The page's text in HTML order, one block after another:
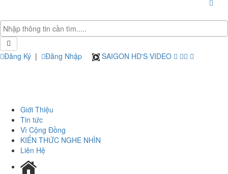
Đăng Ký | Đăng Nhập SAIGON HD'S VIDEO
Giới Thiệu
Tin tức
Vì Cộng Đồng
KIẾN THỨC NGHE NHÌN
Liên Hệ